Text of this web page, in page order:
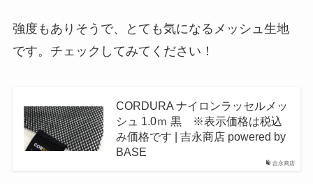
強度もありそうで、とても気になるメッシュ生地
です。チェックしてみてください！
吉永商店
CORDURA ナイロンラッセルメッ
シュ 1.0ｍ 黒 ※表示価格は税込
み価格です | 吉永商店 powered by
BASE